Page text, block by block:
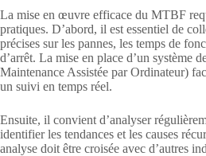
La mise en œuvre efficace du MTBF
pratiques. D’abord, il est essentiel de
précises sur les pannes, les temps de
d’arrêt. La mise en place d’un système
Maintenance Assistée par Ordinateur)
un suivi en temps réel.
Ensuite, il convient d’analyser
identifier les tendances et les causes
analyse doit être croisée avec d’autres